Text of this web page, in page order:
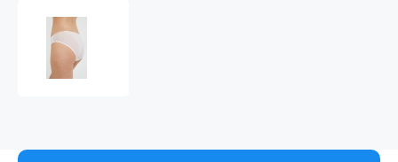
Klein